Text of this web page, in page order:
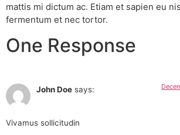
mattis mi dictum ac. Etiam et sapien eu
fermentum et nec tortor.
One Response
John Doe says:
Vivamus sollicitudin